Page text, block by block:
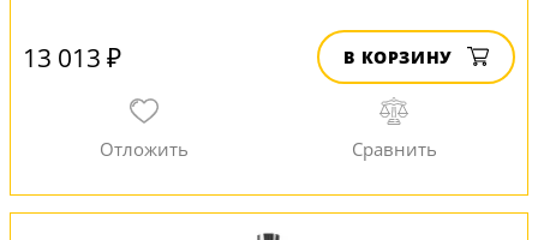
13 013 ₽ В КОРЗИНУ